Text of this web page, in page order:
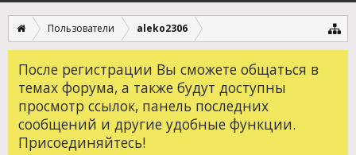
Пользователи aleko2306
После регистрации Вы сможете общаться в
темах форума, а также будут доступны
просмотр ссылок, панель последних
сообщений и другие удобные функции.
Присоединяйтесь!